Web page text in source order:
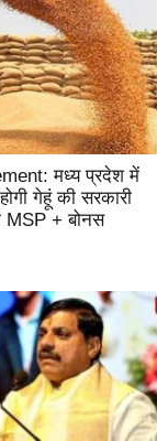
मध्य प्रदेश में
गेहूं की सरकारी
MSP + बोनस